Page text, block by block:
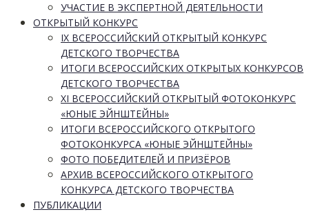
УЧАСТИЕ В ЭКСПЕРТНОЙ ДЕЯТЕЛЬНОСТИ
ОТКРЫТЫЙ КОНКУРС
IX ВСЕРОССИЙСКИЙ ОТКРЫТЫЙ КОНКУРС
ДЕТСКОГО ТВОРЧЕСТВА
ИТОГИ ВСЕРОССИЙСКИХ ОТКРЫТЫХ КОНКУРСОВ
ДЕТСКОГО ТВОРЧЕСТВА
XI ВСЕРОССИЙСКИЙ ОТКРЫТЫЙ ФОТОКОНКУРС
«ЮНЫЕ ЭЙНШТЕЙНЫ»
ИТОГИ ВСЕРОССИЙСКОГО ОТКРЫТОГО
ФОТОКОНКУРСА «ЮНЫЕ ЭЙНШТЕЙНЫ»
ФОТО ПОБЕДИТЕЛЕЙ И ПРИЗЁРОВ
АРХИВ ВСЕРОССИЙСКОГО ОТКРЫТОГО
КОНКУРСА ДЕТСКОГО ТВОРЧЕСТВА
ПУБЛИКАЦИИ